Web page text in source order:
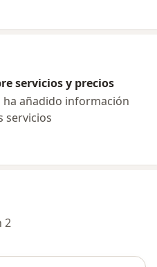
servicios y precios
ha añadido información
servicios
2